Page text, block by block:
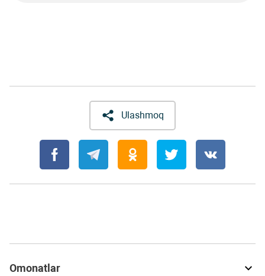
Ulashmoq
Omonatlar